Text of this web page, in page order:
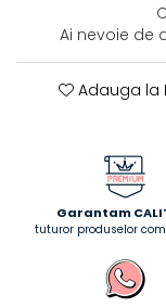
Ai nevoie de
Adauga la
Garantam
tuturor produselor